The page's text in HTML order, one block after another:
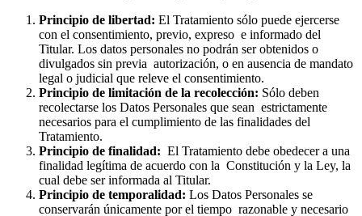
Principio de libertad: El Tratamiento sólo puede ejercerse
con el consentimiento, previo, expreso e informado del
Titular. Los datos personales no podrán ser obtenidos o
divulgados sin previa autorización, o en ausencia de mandato
legal o judicial que releve el consentimiento.
Principio de limitación de la recolección: Sólo deben
recolectarse los Datos Personales que sean estrictamente
necesarios para el cumplimiento de las finalidades del
Tratamiento.
Principio de finalidad: El Tratamiento debe obedecer a una
finalidad legítima de acuerdo con la Constitución y la Ley, la
cual debe ser informada al Titular.
Principio de temporalidad: Los Datos Personales se
conservarán únicamente por el tiempo razonable y necesario